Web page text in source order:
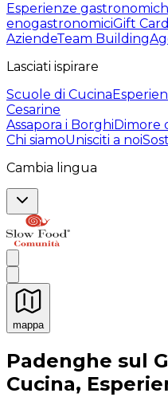
Esperienze
enogastronomiciGift Card
AziendeTeam Building
Lasciati ispirare
Scuole di Cucina
Cesarine
Assapora i BorghiDimore
Chi siamoUnisciti a noi
Cambia lingua
mappa
Esperienze culinarie
Padenghe sul
Cucina,